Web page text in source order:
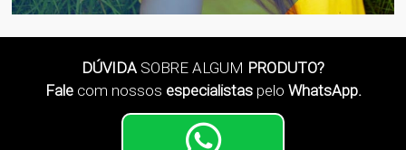
DÚVIDA SOBRE ALGUM PRODUTO?
Falecom nossos especialistaspelo WhatsApp.